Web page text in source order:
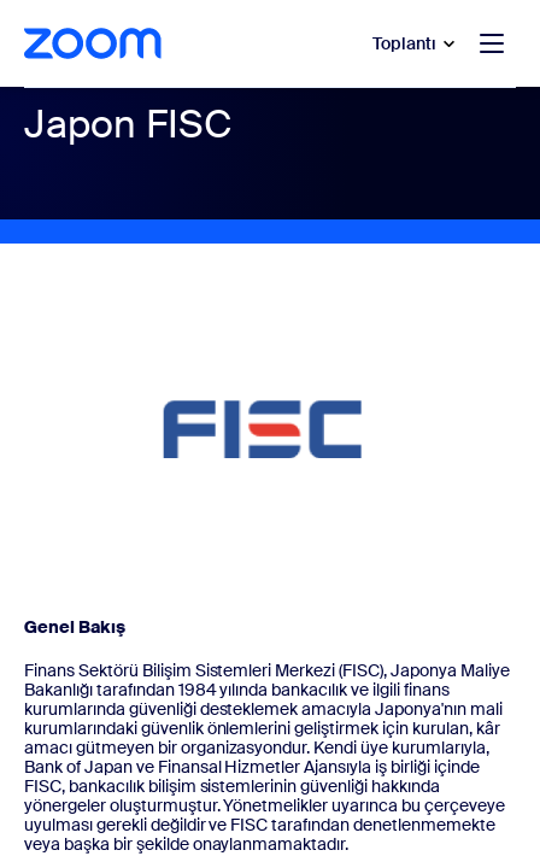
içeriğe atla
yardımına atla Toplantı
Japon FISC
Genel Bakış
Finans Sektörü Bilişim Sistemleri Merkezi (FISC), Japonya Maliye
Bakanlığı tarafından 1984 yılında bankacılık ve ilgili finans
kurumlarında güvenliği desteklemek amacıyla Japonya'nın mali
kurumlarındaki güvenlik önlemlerini geliştirmek için kurulan, kâr
amacı gütmeyen bir organizasyondur. Kendi üye kurumlarıyla,
Bank of Japan ve Finansal Hizmetler Ajansıyla iş birliği içinde
FISC, bankacılık bilişim sistemlerinin güvenliği hakkında
yönergeler oluşturmuştur. Yönetmelikler uyarınca bu çerçeveye
uyulması gerekli değildir ve FISC tarafından denetlenmemekte
veya başka bir şekilde onaylanmamaktadır.